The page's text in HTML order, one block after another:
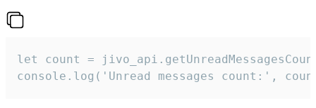
let count =
console.log('Unread messages count:',